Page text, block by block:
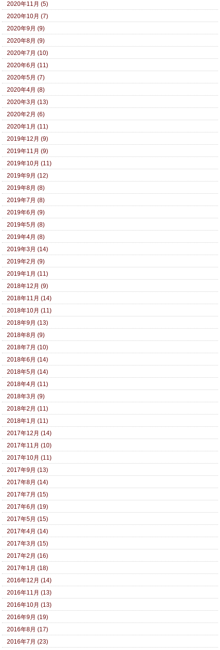
2020年11月 (5)
2020年10月 (7)
2020年9月 (9)
2020年8月 (9)
2020年7月 (10)
2020年6月 (11)
2020年5月 (7)
2020年4月 (8)
2020年3月 (13)
2020年2月 (6)
2020年1月 (11)
2019年12月 (9)
2019年11月 (9)
2019年10月 (11)
2019年9月 (12)
2019年8月 (8)
2019年7月 (8)
2019年6月 (9)
2019年5月 (8)
2019年4月 (8)
2019年3月 (14)
2019年2月 (9)
2019年1月 (11)
2018年12月 (9)
2018年11月 (14)
2018年10月 (11)
2018年9月 (13)
2018年8月 (9)
2018年7月 (10)
2018年6月 (14)
2018年5月 (14)
2018年4月 (11)
2018年3月 (9)
2018年2月 (11)
2018年1月 (11)
2017年12月 (14)
2017年11月 (10)
2017年10月 (11)
2017年9月 (13)
2017年8月 (14)
2017年7月 (15)
2017年6月 (19)
2017年5月 (15)
2017年4月 (14)
2017年3月 (15)
2017年2月 (16)
2017年1月 (18)
2016年12月 (14)
2016年11月 (13)
2016年10月 (13)
2016年9月 (19)
2016年8月 (17)
2016年7月 (23)